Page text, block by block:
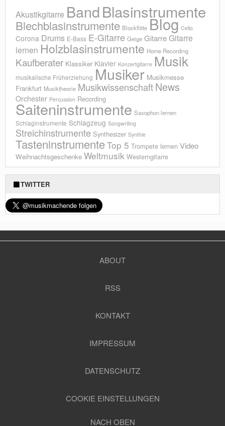
Akustikgitarre BandBlasinstrumente
Blechblasinstrumente Blockflöte Blog Cello
Corona Drums E-Bass E-Gitarre Geige GitarreGitarre
lernen Holzblasinstrumente Home Recording
Kaufberater Klassiker Klavier Konzertgitarre Musik
musikalische Früherziehung Musiker Musikmesse
Frankfurt Musiktheorie MusikwissenschaftNews
Orchester Percussion Recording
Saiteninstrumente Saxophon lernen
Schlaginstrumente Schlagzeug Songwriting
Streichinstrumente Synthesizer Synthie
TasteninstrumenteTop 5 Trompete lernen Video
Weihnachtsgeschenke Weltmusik Westerngitarre
TWITTER
ABOUT
RSS
KONTAKT
IMPRESSUM
DATENSCHUTZ
COOKIE EINSTELLUNGEN
NACH OBEN